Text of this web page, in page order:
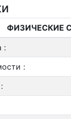
ФИЗИЧЕСКИЕ
:
:
: